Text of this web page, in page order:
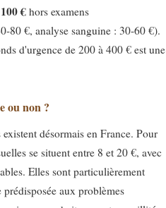
€ hors examens
80 €, analyse sanguine : 30-60 €).
d'urgence de 200 à 400 € est une
ou non ?
désormais en France. Pour
se situent entre 8 et 20 €, avec
Elles sont particulièrement
prédisposée aux problèmes